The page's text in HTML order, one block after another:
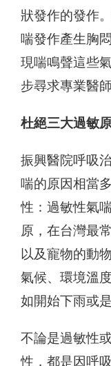
狀發作的發作
喘發作產生胸
現喘鳴聲這些
步尋求專業醫師
杜絕三大過敏
振興醫院呼吸
喘的原因相當
性：過敏性氣
原，在台灣最
以及寵物的動
氣候、環境溫
如開始下雨或
不論是過敏性
性，都是因呼